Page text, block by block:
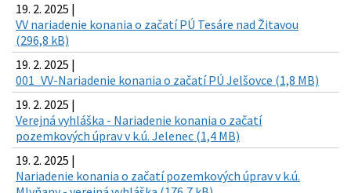
19. 2. 2025 |
VV nariadenie konania o začatí PÚ Tesáre nad Žitavou
(296,8 kB)
19. 2. 2025 |
001_VV-Nariadenie konania o začatí PÚ Jelšovce (1,8 MB)
19. 2. 2025 |
Verejná vyhláška - Nariadenie konania o začatí
pozemkových úprav v k.ú. Jelenec (1,4 MB)
19. 2. 2025 |
Nariadenie konania o začatí pozemkových úprav v k.ú.